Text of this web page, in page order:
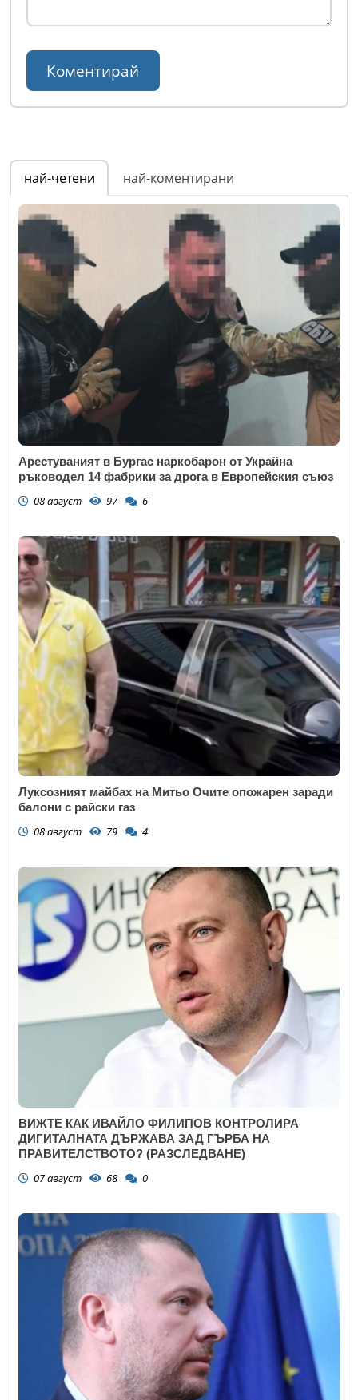
най-четени най-коментирани
Арестуваният в Бургас наркобарон от Украйна
ръководел 14 фабрики за дрога в Европейския съюз
08 август 97 6
Луксозният майбах на Митьо Очите опожарен заради
балони с райски газ
08 август 79 4
ВИЖТЕ КАК ИВАЙЛО ФИЛИПОВ КОНТРОЛИРА
ДИГИТАЛНАТА ДЪРЖАВА ЗАД ГЪРБА НА
ПРАВИТЕЛСТВОТО? (РАЗСЛЕДВАНЕ)
07 август 68 0